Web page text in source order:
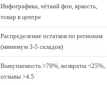
Инфографика, чёткий фон, яркость,
товар в центре
Распределение остатков по регионам
(минимум 3-5 складов)
Выкупаемость >70%, возвраты <25%,
отзывы >4.5